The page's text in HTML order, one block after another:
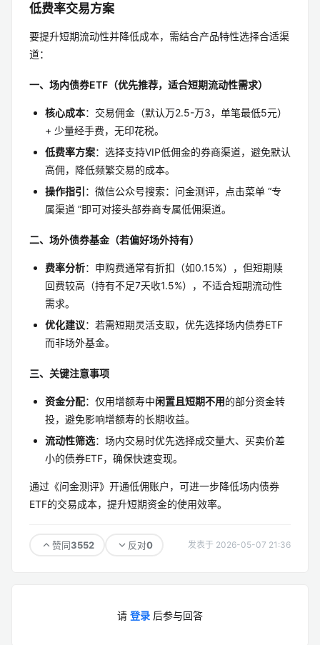
低费率交易方案
要提升短期流动性并降低成本，需结合产品特性选择合适渠
道：
一、场内债券ETF（优先推荐，适合短期流动性需求）
核心成本：交易佣金（默认万2.5-万3，单笔最低5元）
+ 少量经手费，无印花税。
低费率方案：选择支持VIP低佣金的券商渠道，避免默认
高佣，降低频繁交易的成本。
操作指引 ：微信公众号搜索：问金测评，点击菜单 “专
属渠道 ”即可对接头部券商专属低佣渠道。
二、场外债券基金（若偏好场外持有）
费率分析：申购费通常有折扣（如0.15%），但短期赎
回费较高（持有不足7天收1.5%），不适合短期流动性
需求。
优化建议：若需短期灵活支取，优先选择场内债券ETF
而非场外基金。
三、关键注意事项
资金分配：仅用增额寿中闲置且短期不用的部分资金转
投，避免影响增额寿的长期收益。
流动性筛选：场内交易时优先选择成交量大、买卖价差
小的债券ETF，确保快速变现。
通过《问金测评》开通低佣账户，可进一步降低场内债券
ETF的交易成本，提升短期资金的使用效率。
赞同3552 反对0 发表于 2026-05-07 21:36
请 登录 后参与回答